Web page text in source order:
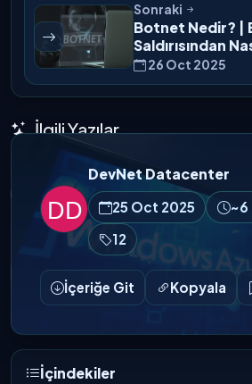
Sonraki
Botnet Nedir? |
Saldırısından
26 Oct 2025
İlgili Yazılar
DevNet Datacenter
25 Oct 2025 ~6
12
İçeriğe Git Kopyala
İçindekiler